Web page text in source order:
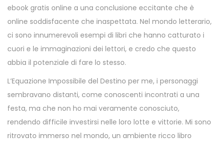
ebook gratis online a una conclusione eccitante che è
online soddisfacente che inaspettata. Nel mondo letterario,
ci sono innumerevoli esempi di libri che hanno catturato i
cuori e le immaginazioni dei lettori, e credo che questo
abbia il potenziale di fare lo stesso.
L’Equazione Impossibile del Destino per me, i personaggi
sembravano distanti, come conoscenti incontrati a una
festa, ma che non ho mai veramente conosciuto,
rendendo difficile investirsi nelle loro lotte e vittorie. Mi sono
ritrovato immerso nel mondo, un ambiente ricco libro